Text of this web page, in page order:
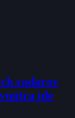
radarov
ide